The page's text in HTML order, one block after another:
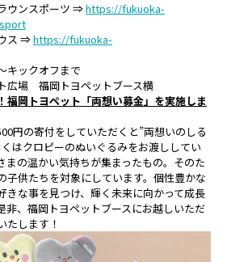
ウンスポーツ ⇒https://fukuoka-
⇒https://fukuoka-
キックオフまで
広場 福岡トヨペットブース横
岡トヨペット「両想い募金」を実施しま
円の寄付をしていただくと”両想いのしる
はクロピーのぬいぐるみをお渡ししてい
まの温かい気持ちが集まったもの。そのた
子供たちを対象にしています。個性豊かな
きな事を見つけ、輝く未来に向かって成長
非、福岡トヨペットブースにお越しいただ
たします！